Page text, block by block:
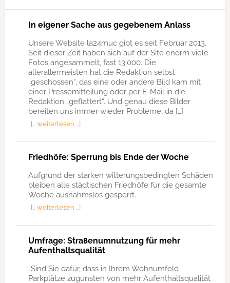
In eigener Sache aus gegebenem Anlass
Unsere Website la24muc gibt es seit Februar 2013.
Seit dieser Zeit haben sich auf der Site enorm viele
Fotos angesammelt, fast 13.000. Die
allerallermeisten hat die Redaktion selbst
„geschossen“, das eine oder andere Bild kam mit
einer Pressemitteilung oder per E-Mail in die
Redaktion „geflattert“. Und genau diese Bilder
bereiten uns immer wieder Probleme, da […]
[… weiterlesen …]
Friedhöfe: Sperrung bis Ende der Woche
Aufgrund der starken witterungsbedingten Schäden
bleiben alle städtischen Friedhöfe für die gesamte
Woche ausnahmslos gesperrt.
[… weiterlesen …]
Umfrage: Straßenumnutzung für mehr
Aufenthaltsqualität
„Sind Sie dafür, dass in Ihrem Wohnumfeld
Parkplätze zugunsten von mehr Aufenthaltsqualität